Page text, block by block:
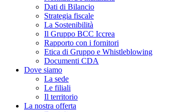
Dati di Bilancio
Strategia fiscale
La Sostenibilità
Il Gruppo BCC Iccrea
Rapporto con i fornitori
Etica di Gruppo e Whistleblowing
Documenti CDA
Dove siamo
La sede
Le filiali
Il territorio
La nostra offerta